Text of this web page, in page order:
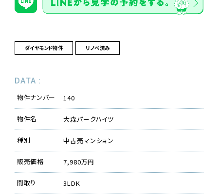
ダイヤモンド物件 リノベ済み
DATA :
物件ナンバー
140
物件名 大森パークハイツ
種別 中古売マンション
販売価格 7,980万円
間取り 3LDK